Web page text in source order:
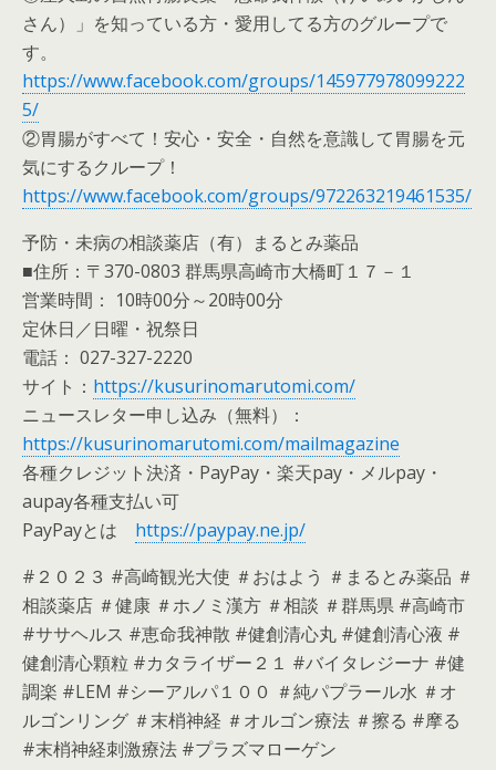
さん）」を知っている方・愛用してる方のグループで
す。
https://www.facebook.com/groups/145977978099222
5/
②胃腸がすべて！安心・安全・自然を意識して胃腸を元
気にするクループ！
https://www.facebook.com/groups/972263219461535/
予防・未病の相談薬店（有）まるとみ薬品
■住所：〒370-0803 群馬県高崎市大橋町１７－１
営業時間： 10時00分～20時00分
定休日／日曜・祝祭日
電話： 027-327-2220
サイト： https://kusurinomarutomi.com/
ニュースレター申し込み（無料）：
https://kusurinomarutomi.com/mailmagazine
各種クレジット決済・PayPay・楽天pay・メルpay・
aupay各種支払い可
PayPayとは https://paypay.ne.jp/
#２０２３ #高崎観光大使 ＃おはよう ＃まるとみ薬品 ＃
相談薬店 ＃健康 ＃ホノミ漢方 ＃相談 ＃群馬県 #高崎市
#ササヘルス #恵命我神散 #健創清心丸 #健創清心液 #
健創清心顆粒 #カタライザー２１ #バイタレジーナ #健
調楽 #LEM #シーアルパ１００ ＃純パプラール水 ＃オ
ルゴンリング ＃末梢神経 ＃オルゴン療法 ＃擦る #摩る
#末梢神経刺激療法 #プラズマローゲン